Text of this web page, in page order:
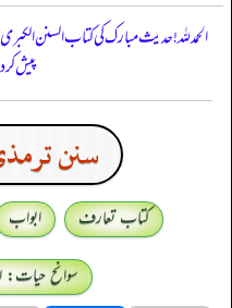
الحمدللہ! حدیث مبارک کی کتاب السنن
پیش
سنن
کتاب تعارف ابواب
سوانح حیات: